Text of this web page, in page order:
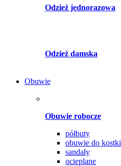
Odzież jednorazowa
Odzież damska
Obuwie
Obuwie robocze
półbuty
obuwie do kostki
sandały
ocieplane